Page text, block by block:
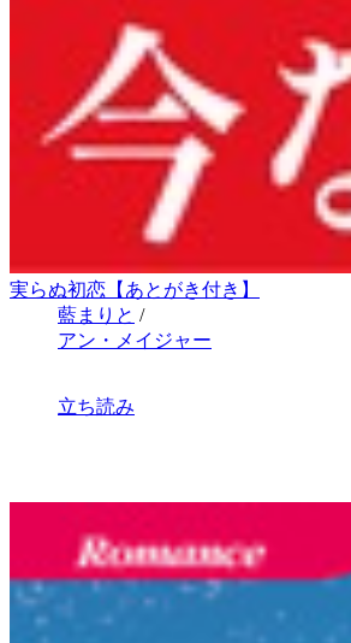
実らぬ初恋【あとがき付き】
藍まりと /
アン・メイジャー
立ち読み